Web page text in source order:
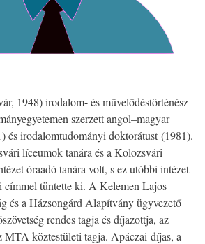
1948) irodalom- és művelődéstörténész
szerzett angol–magyar
és irodalomtudományi doktorátust (1981).
líceumok tanára és a Kolozsvári
óraadó tanára volt, s ez utóbbi intézet
címmel tüntette ki. A Kelemen Lajos
és a Házsongárd Alapítvány ügyvezető
rendes tagja és díjazottja, az
köztestületi tagja. Apáczai-díjas, a